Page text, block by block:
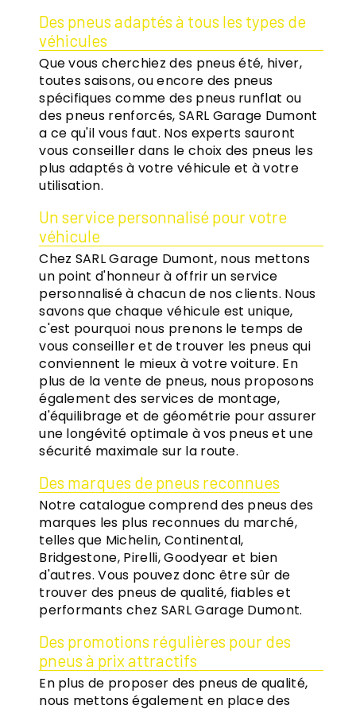
Des pneus adaptés à tous les types de
véhicules
Que vous cherchiez des pneus été, hiver,
toutes saisons, ou encore des pneus
spécifiques comme des pneus runflat ou
des pneus renforcés, SARL Garage Dumont
a ce qu'il vous faut. Nos experts sauront
vous conseiller dans le choix des pneus les
plus adaptés à votre véhicule et à votre
utilisation.
Un service personnalisé pour votre
véhicule
Chez SARL Garage Dumont, nous mettons
un point d'honneur à offrir un service
personnalisé à chacun de nos clients. Nous
savons que chaque véhicule est unique,
c'est pourquoi nous prenons le temps de
vous conseiller et de trouver les pneus qui
conviennent le mieux à votre voiture. En
plus de la vente de pneus, nous proposons
également des services de montage,
d'équilibrage et de géométrie pour assurer
une longévité optimale à vos pneus et une
sécurité maximale sur la route.
Des marques de pneus reconnues
Notre catalogue comprend des pneus des
marques les plus reconnues du marché,
telles que Michelin, Continental,
Bridgestone, Pirelli, Goodyear et bien
d'autres. Vous pouvez donc être sûr de
trouver des pneus de qualité, fiables et
performants chez SARL Garage Dumont.
Des promotions régulières pour des
pneus à prix attractifs
En plus de proposer des pneus de qualité,
nous mettons également en place des